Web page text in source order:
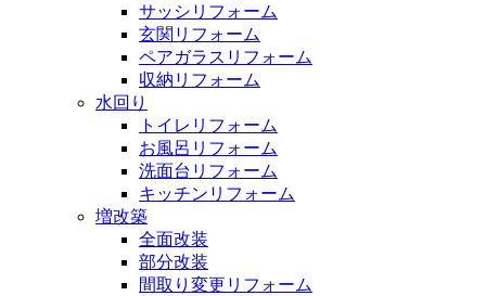
サッシリフォーム
玄関リフォーム
ペアガラスリフォーム
収納リフォーム
水回り
トイレリフォーム
お風呂リフォーム
洗面台リフォーム
キッチンリフォーム
増改築
全面改装
部分改装
間取り変更リフォーム